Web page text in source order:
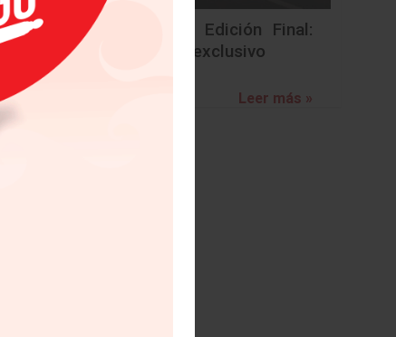
BMW Z4 Edición Final:
un adiós exclusivo
Leer más »